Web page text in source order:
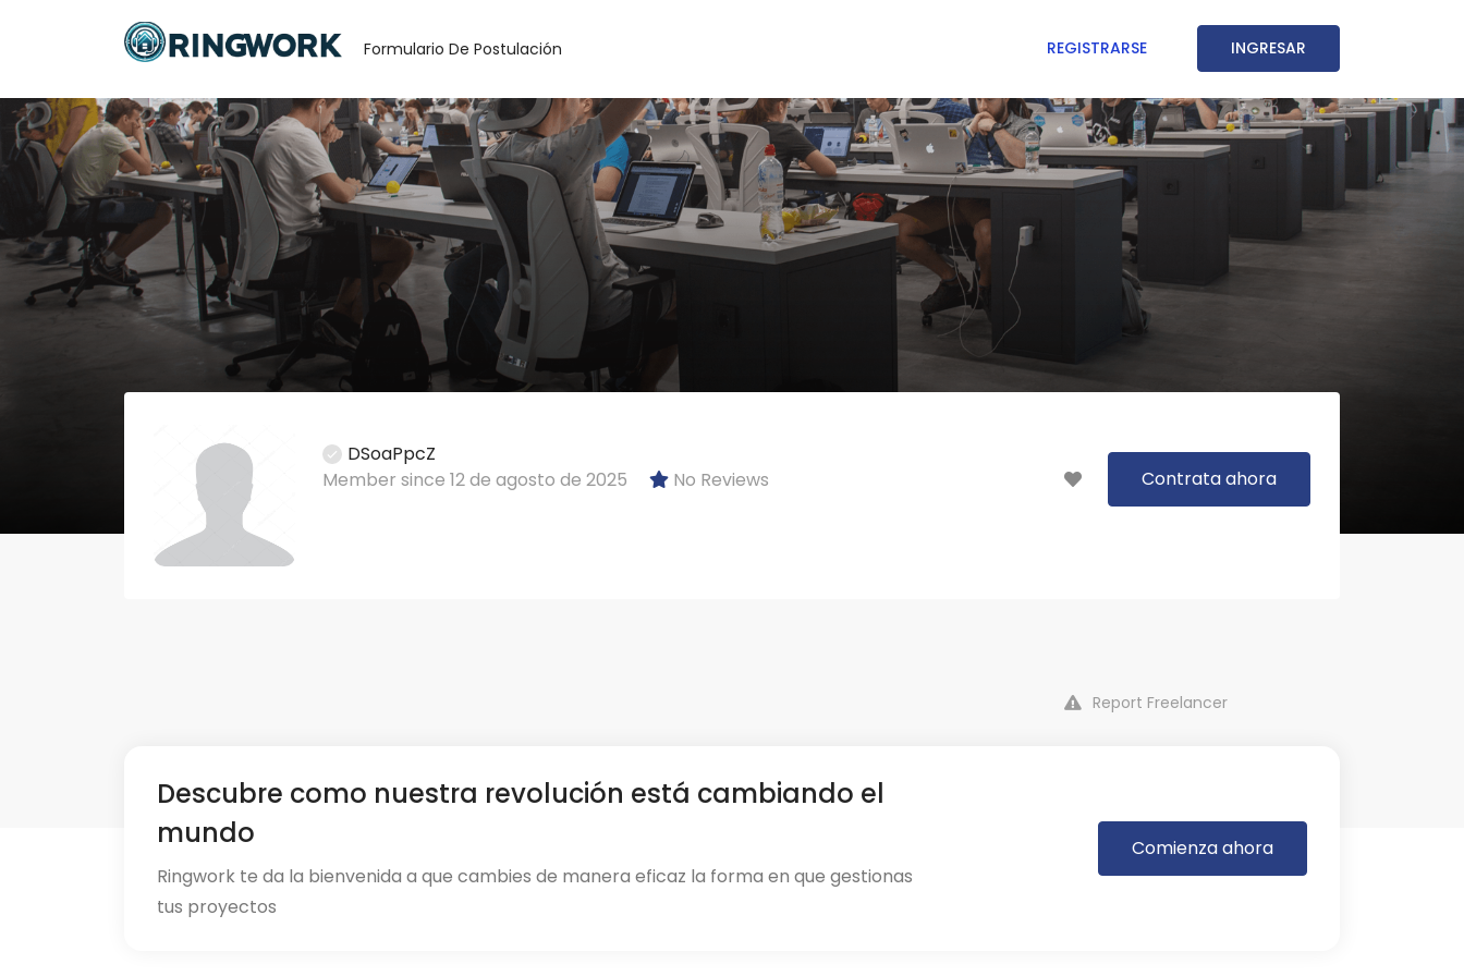
Formulario De Postulación REGISTRARSE INGRESAR
DSoaPpcZ
Member since 12 de agosto de 2025
No Reviews Contrata ahora
Report Freelancer
Descubre como nuestra revolución está cambiando el
mundo
Ringwork te da la bienvenida a que cambies de manera eficaz la forma en que gestionas
tus proyectos
Comienza ahora